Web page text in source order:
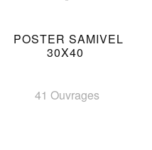
POSTER SAMIVEL
30X40
41 Ouvrages